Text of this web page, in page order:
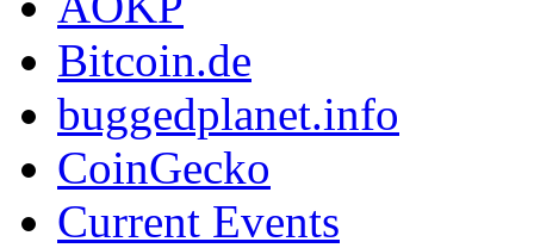
Bitcoin.de
buggedplanet.info
CoinGecko
Current Events